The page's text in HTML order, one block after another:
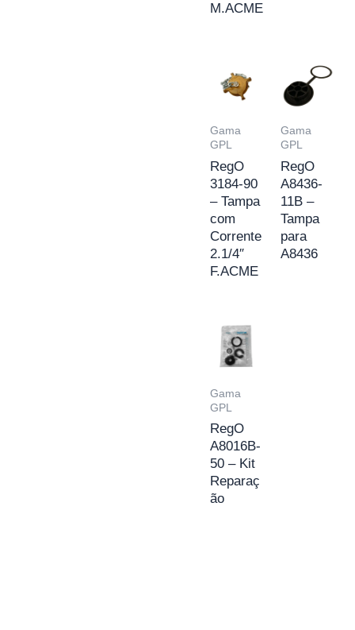
M.ACME
Gama
GPL
RegO
3184-90
– Tampa
com
Corrente
2.1/4″
F.ACME
Gama
GPL
RegO
A8436-
11B –
Tampa
para
A8436
Gama
GPL
RegO
A8016B-
50 – Kit
Reparaç
ão